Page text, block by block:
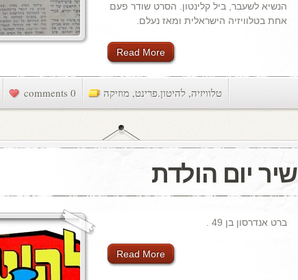
הנשיא לשעבר, ביל קלינטון. הסרט שודר פעם
אחת בטלוויזיה הישראלית ומאז נעלם.
Read More
0 comments טלוויזיה, להיטון.פרינט, מוזיקה
שיר יום הולדת
ברט אנדרסון בן 49 .
Read More